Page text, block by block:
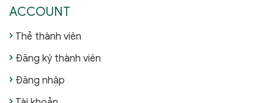
ACCOUNT
Thẻ thành viên
Đăng ký thành viên
Đăng nhập